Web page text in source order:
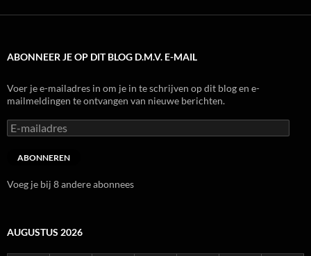
ABONNEER JE OP DIT BLOG D.M.V. E-MAIL
Voer je e-mailadres in om je in te schrijven op dit blog en e-
mailmeldingen te ontvangen van nieuwe berichten.
E-
mailadres
ABONNEREN
Voeg je bij 8 andere abonnees
AUGUSTUS 2026